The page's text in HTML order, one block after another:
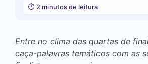
⏱️ 2 minutos de leitura
Entre no clima das quartas de
caça-palavras temáticos com as